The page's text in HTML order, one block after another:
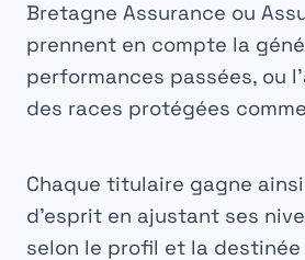
Bretagne Assurance ou
prennent en compte la
performances passées, ou
des races protégées
Chaque titulaire gagne
d’esprit en ajustant ses
selon le profil et la destinée